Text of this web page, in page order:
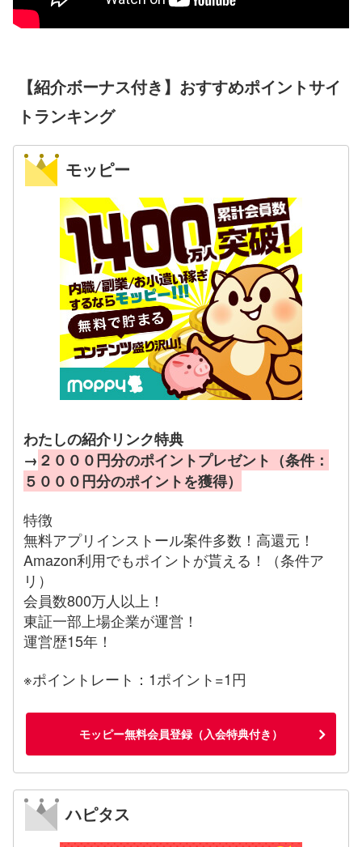
【紹介ボーナス付き】おすすめポイントサイ
トランキング
モッピー
わたしの紹介リンク特典
→ ２０００円分のポイントプレゼント（条件：
５０００円分のポイントを獲得）
特徴
無料アプリインストール案件多数！高還元！
Amazon利用でもポイントが貰える！（条件ア
リ）
会員数800万人以上！
東証一部上場企業が運営！
運営歴15年！
※ポイントレート：1ポイント=1円
モッピー無料会員登録（入会特典付き）
ハピタス